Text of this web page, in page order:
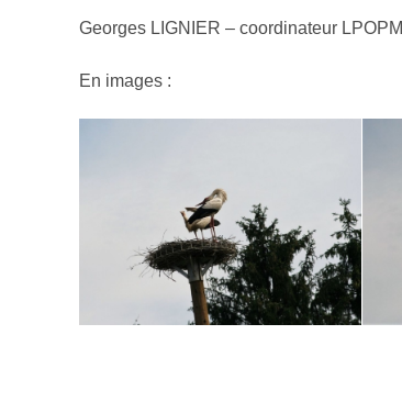
Georges LIGNIER – coordinateur LPOPM
En images :